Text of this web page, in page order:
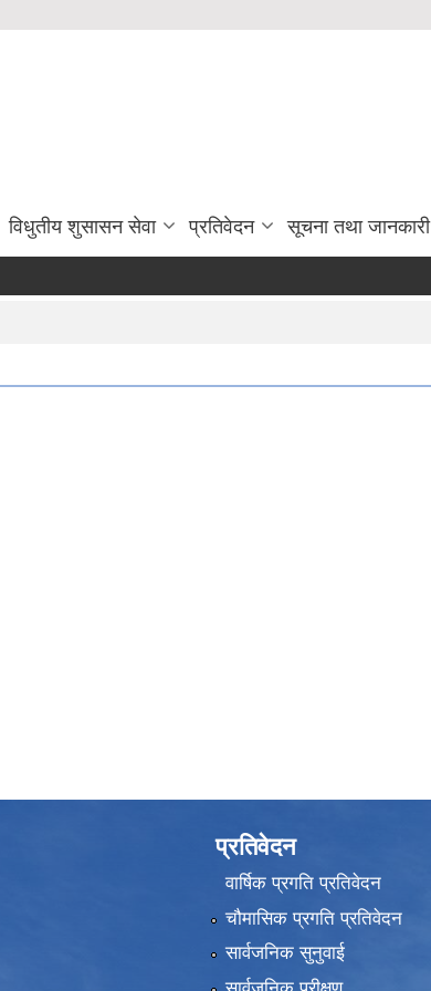
विधुतीय शुसासन सेवा प्रतिवेदन सूचना तथा जानकारी
प्रतिवेदन
वार्षिक प्रगति प्रतिवेदन
चौमासिक प्रगति प्रतिवेदन
सार्वजनिक सुनुवाई